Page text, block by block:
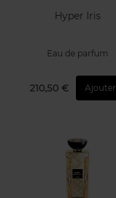
Hyper Iris
Eau de parfum
210,50 € Ajouter